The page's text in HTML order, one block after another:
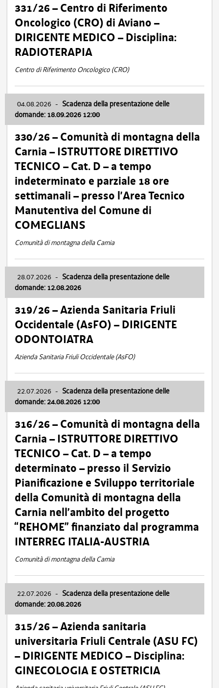
331/26 – Centro di Riferimento
Oncologico (CRO) di Aviano –
DIRIGENTE MEDICO – Disciplina:
RADIOTERAPIA
Centro di Riferimento Oncologico (CRO)
04.08.2026 - Scadenza della presentazione delle
domande: 18.09.2026 12:00
330/26 – Comunità di montagna della
Carnia – ISTRUTTORE DIRETTIVO
TECNICO – Cat. D – a tempo
indeterminato e parziale 18 ore
settimanali – presso l’Area Tecnico
Manutentiva del Comune di
COMEGLIANS
Comunità di montagna della Carnia
28.07.2026 - Scadenza della presentazione delle
domande: 12.08.2026
319/26 – Azienda Sanitaria Friuli
Occidentale (AsFO) – DIRIGENTE
ODONTOIATRA
Azienda Sanitaria Friuli Occidentale (AsFO)
22.07.2026 - Scadenza della presentazione delle
domande: 24.08.2026 12:00
316/26 – Comunità di montagna della
Carnia – ISTRUTTORE DIRETTIVO
TECNICO – Cat. D – a tempo
determinato – presso il Servizio
Pianificazione e Sviluppo territoriale
della Comunità di montagna della
Carnia nell’ambito del progetto
“REHOME” finanziato dal programma
INTERREG ITALIA-AUSTRIA
Comunità di montagna della Carnia
22.07.2026 - Scadenza della presentazione delle
domande: 20.08.2026
315/26 – Azienda sanitaria
universitaria Friuli Centrale (ASU FC)
– DIRIGENTE MEDICO – Disciplina:
GINECOLOGIA E OSTETRICIA